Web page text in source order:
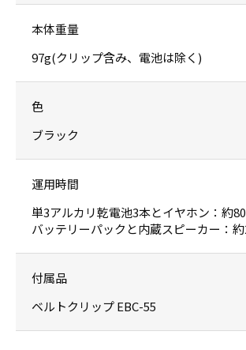
本体重量
97g(クリップ含み、電池は除く)
色
ブラック
運用時間
単3アルカリ乾電池3本とイヤホン：約
バッテリーパックと内蔵スピーカー：
付属品
ベルトクリップ EBC-55